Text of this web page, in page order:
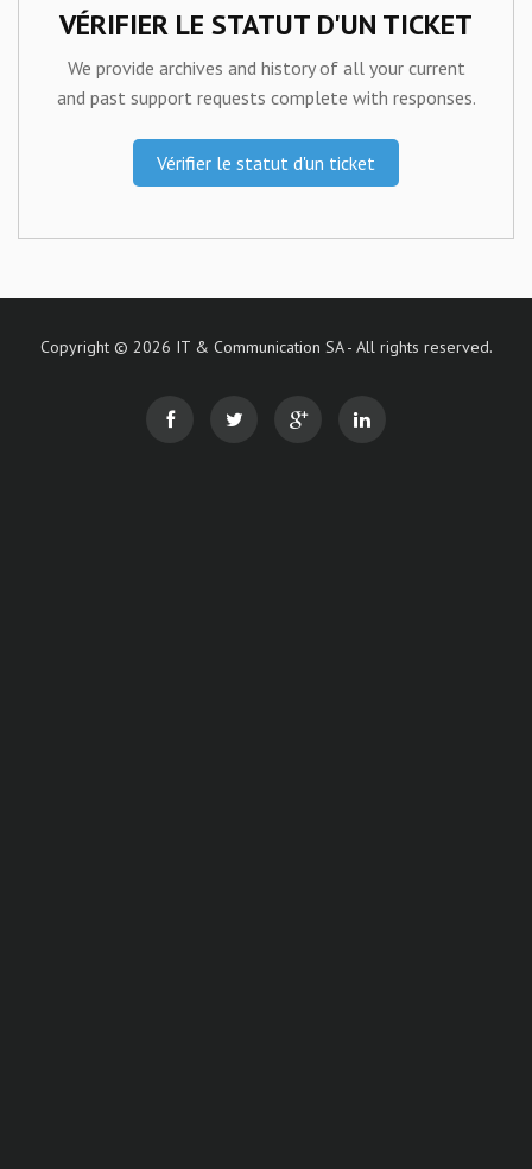
VÉRIFIER LE STATUT D'UN TICKET
We provide archives and history of all your current
and past support requests complete with responses.
Vérifier le statut d'un ticket
Copyright © 2026 IT & Communication SA - All rights reserved.